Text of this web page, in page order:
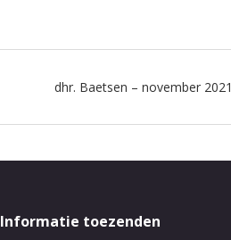
dhr. Baetsen – november 2021
Informatie toezenden